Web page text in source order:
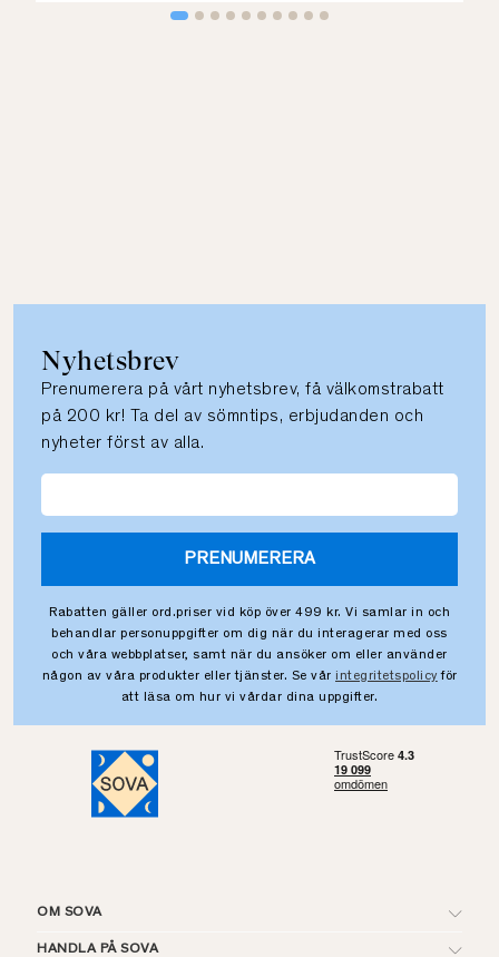
Nyhetsbrev
Prenumerera på vårt nyhetsbrev, få välkomstrabatt
på 200 kr! Ta del av sömntips, erbjudanden och
nyheter först av alla.
PRENUMERERA
Rabatten gäller ord.priser vid köp över 499 kr. Vi samlar in och
behandlar personuppgifter om dig när du interagerar med oss
och våra webbplatser, samt när du ansöker om eller använder
någon av våra produkter eller tjänster. Se vår integritetspolicy för
att läsa om hur vi vårdar dina uppgifter.
OM SOVA
HANDLA PÅ SOVA